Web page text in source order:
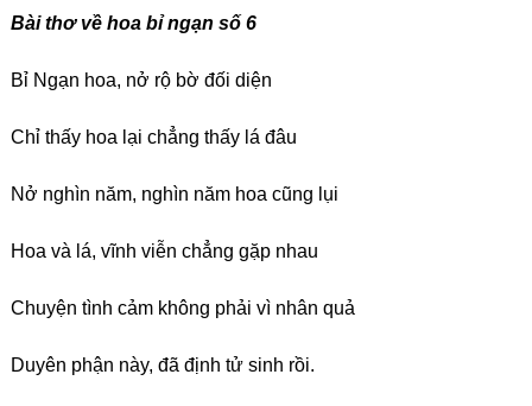
Bài thơ về hoa bỉ ngạn số 6
Bỉ Ngạn hoa, nở rộ bờ đối diện
Chỉ thấy hoa lại chẳng thấy lá đâu
Nở nghìn năm, nghìn năm hoa cũng lụi
Hoa và lá, vĩnh viễn chẳng gặp nhau
Chuyện tình cảm không phải vì nhân quả
Duyên phận này, đã định tử sinh rồi.